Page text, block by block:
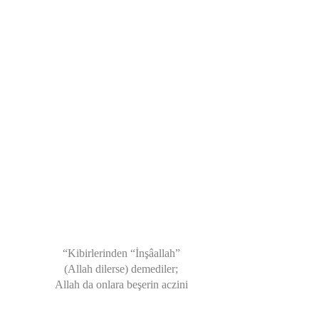
“Kibirlerinden “İnşâallah”
(Allah dilerse) demediler;
Allah da onlara beşerin aczini